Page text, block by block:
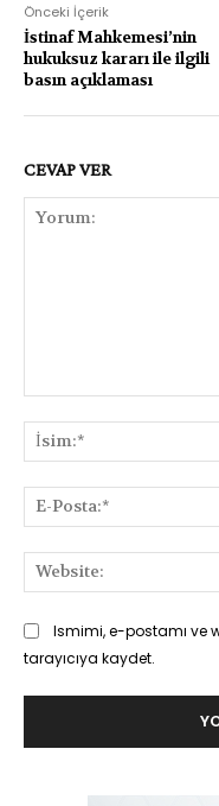
Önceki İçerik
İstinaf Mahkemesi’nin
hukuksuz kararı ile ilgili
basın açıklaması
CEVAP VER
Ismimi, e-postamı ve
tarayıcıya kaydet.